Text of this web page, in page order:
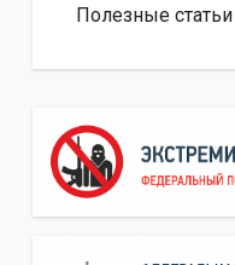
Полезные статьи